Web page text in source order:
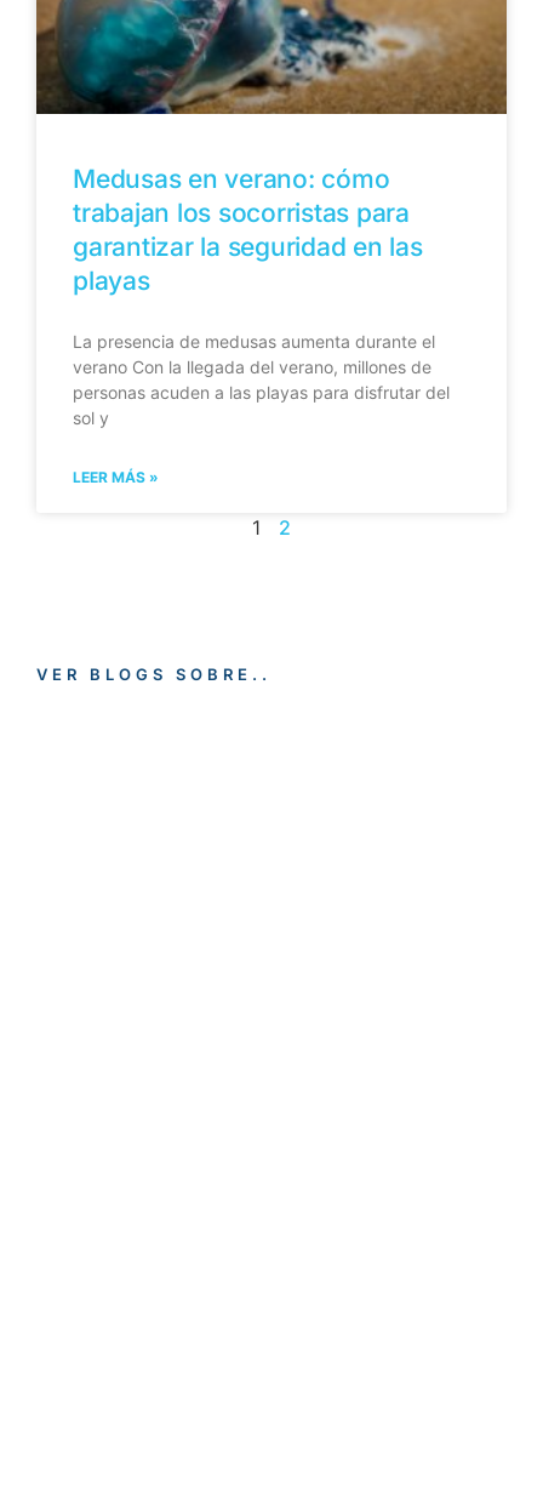
Medusas en verano: cómo
trabajan los socorristas para
garantizar la seguridad en las
playas
La presencia de medusas aumenta durante el
verano Con la llegada del verano, millones de
personas acuden a las playas para disfrutar del
sol y
LEER MÁS »
1 2
VER BLOGS SOBRE..